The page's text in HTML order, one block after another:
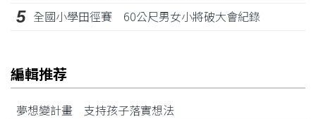
5 全國小學田徑賽 60公尺男女小將破大會紀錄
編輯推荐
夢想變計畫 支持孩子落實想法